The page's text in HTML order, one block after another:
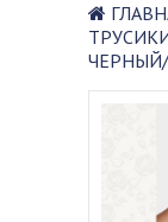
ЧЕРНЫЙ/